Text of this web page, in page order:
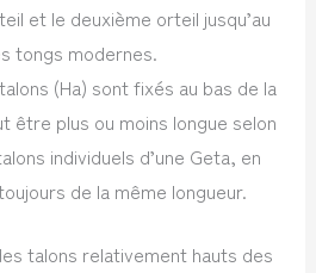
et le deuxième orteil jusqu’au
tongs modernes.
(Ha) sont fixés au bas de la
être plus ou moins longue selon
individuels d’une Geta, en
de la même longueur.
talons relativement hauts des